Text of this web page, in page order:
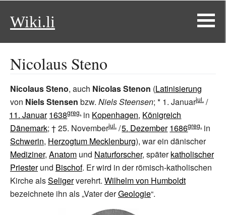
Wiki.li
Nicolaus Steno
Nicolaus Steno, auch Nicolas Stenon (Latinisierung
von Niels Stensen bzw. Niels Steensen; * 1. Januarjul. /
11. Januar1638greg.in Kopenhagen, Königreich
Dänemark; †25. Novemberjul. /5. Dezember1686greg.in
Schwerin, Herzogtum Mecklenburg), war ein dänischer
Mediziner, Anatom und Naturforscher, späterkatholischer
Priesterund Bischof. Er wird in der römisch-katholischen
Kirche alsSeligerverehrt. Wilhelm von Humboldt
bezeichnete ihn als „Vater derGeologie“.